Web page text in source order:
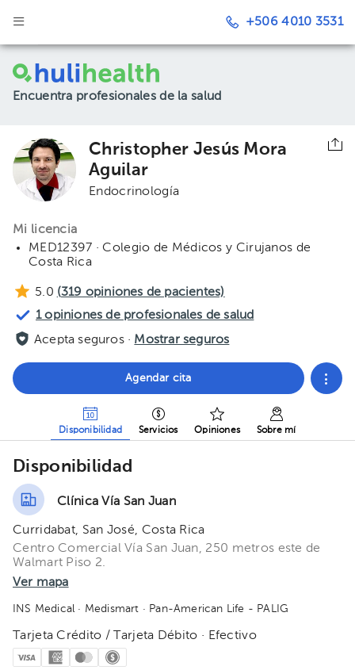
+506 4010 3531
Encuentra profesionales de la salud
Christopher Jesús Mora
Aguilar
Endocrinología
Mi licencia
MED12397 · Colegio de Médicos y Cirujanos de
Costa Rica
5.0 (319 opiniones de pacientes)
1 opiniones de profesionales de salud
Acepta seguros · Mostrar seguros
Agendar cita
Disponibilidad Servicios Opiniones Sobre mí
Disponibilidad
Clínica Vía San Juan
Curridabat, San José, Costa Rica
Centro Comercial Vía San Juan, 250 metros este de
Walmart Piso 2.
Ver mapa
INS Medical · Medismart · Pan-American Life - PALIG
Tarjeta Crédito / Tarjeta Débito · Efectivo